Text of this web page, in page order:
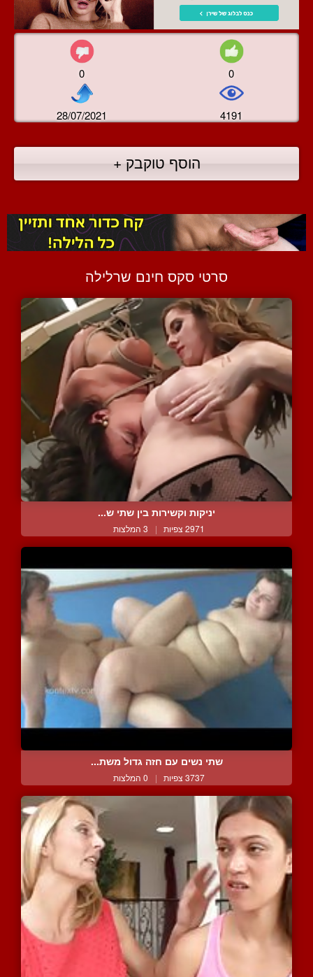
0 0
28/07/2021 4191
הוסף טוקבק +
סרטי סקס חינם שרלילה
יניקות וקשירות בין שתי ש...
2971 צפיות | 3 המלצות
שתי נשים עם חזה גדול משת...
3737 צפיות | 0 המלצות